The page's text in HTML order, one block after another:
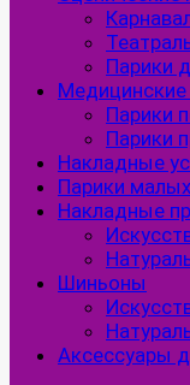
Парики
Медицинские
Парики
Парики
Накладные
Парики
Накладные
Шиньоны
Аксессуары